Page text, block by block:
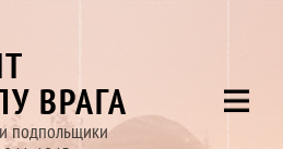
ВРАГА
подпольщики